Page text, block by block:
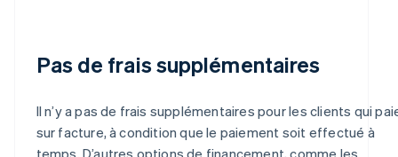
Pas de frais supplémentaires
Il n’y a pas de frais supplémentaires pour les clients qui
sur facture, à condition que le paiement soit effectué à
temps. D’autres options de financement, comme les